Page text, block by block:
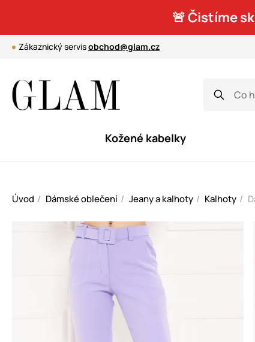
🚨 Čistíme
Zákaznický servisobchod@glam.cz
Kožené kabelky
Úvod Dámské oblečení Jeany a kalhoty Kalhoty